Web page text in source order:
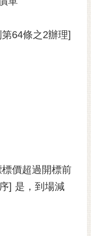
64條之2辦理]
價超過開標前
] 是，到場減